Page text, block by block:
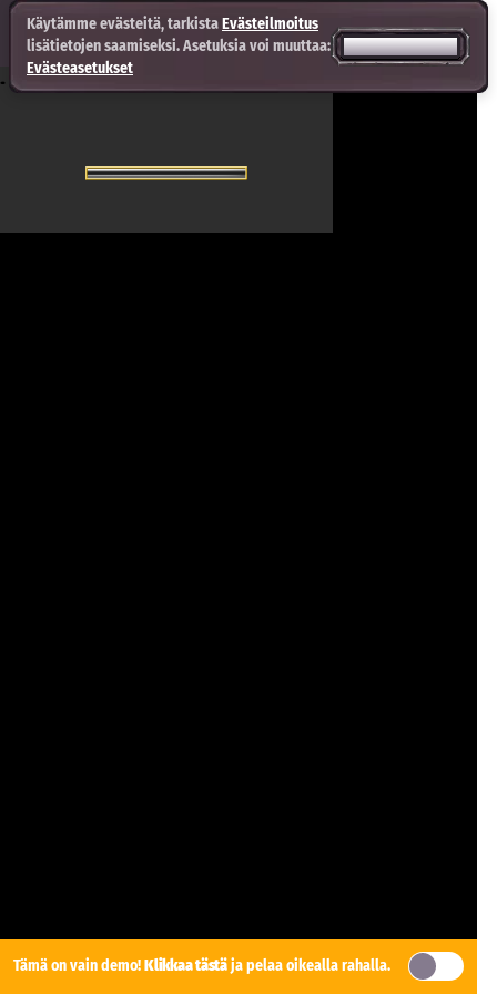
Tämä on vain demo!Klikkaa tästäja pelaa oikealla rahalla.
Käytämme evästeitä, tarkistaEvästeilmoitus
lisätietojen saamiseksi. Asetuksia voi muuttaa:
Evästeasetukset
HYVÄKSY KAIKKI